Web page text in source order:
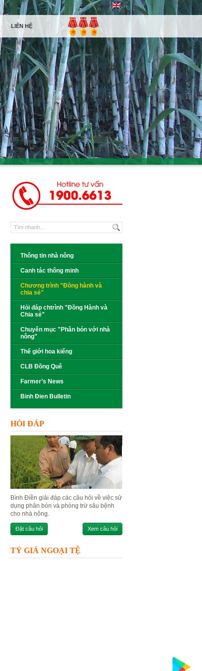
LIÊN HỆ
Thông tin nhà nông
Canh tác thông minh
Chương trình "Đồng hành và
chia sẻ"
Hỏi đáp chtrình "Đồng Hành và
Chia sẻ"
Chuyên mục "Phân bón với nhà
nông"
Thế giới hoa kiểng
CLB Đồng Quê
Farmer’s News
Binh Đien Bulletin
HỎI ĐÁP
Bình Điền giải đáp các câu hỏi về việc sử
dụng phân bón và phòng trừ sâu bệnh
cho nhà nông.
Đặt câu hỏi Xem câu hỏi
TỶ GIÁ NGOẠI TỆ